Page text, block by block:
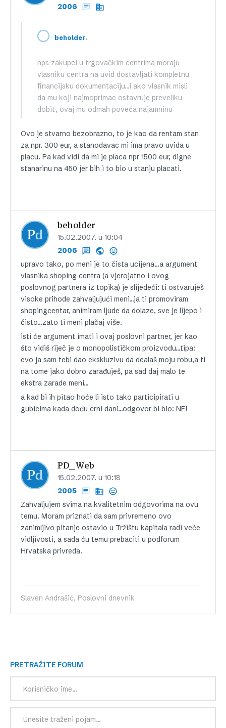
2006
beholder,
npr. zakupci u trgovačkim centrima moraju
vlasniku centra na uvid dostavljati kompletnu
financijsku dokumentaciju…i ako vlasnik misli
da mu koji najmoprimac ostavruje preveliku
dobit, ovaj mu odmah poveća najamninu
Ovo je stvarno bezobrazno, to je kao da rentam stan
za npr. 300 eur, a stanodavac mi ima pravo uvida u
placu. Pa kad vidi da mi je placa npr 1500 eur, digne
stanarinu na 450 jer bih i to bio u stanju placati.
beholder
15.02.2007. u 10:04
2006
upravo tako, po meni je to čista ucijena…a argument
vlasnika shoping centra (a vjerojatno i ovog
poslovnog partnera iz topika) je slijedeći: ti ostvaruješ
visoke prihode zahvaljujući meni…ja ti promoviram
shopingcentar, animiram ljude da dolaze, sve je lijepo i
čisto…zato ti meni plačaj više.
isti će argument imati i ovaj poslovni partner, jer kao
što vidiš riječ je o monopolističkom proizvodu…tipa:
evo ja sam tebi dao ekskluzivu da dealaš moju robu,a ti
na tome jako dobro zarađuješ, pa sad daj malo te
ekstra zarade meni…
a kad bi ih pitao hoće li isto tako participirati u
gubicima kada dođu crni dani…odgovor bi bio: NE!
PD_Web
15.02.2007. u 10:18
2005
Zahvaljujem svima na kvalitetnim odgovorima na ovu
temu. Moram priznati da sam privremeno ovo
zanimljivo pitanje ostavio u Tržištu kapitala radi veće
vidljivosti, a sada ću temu prebaciti u podforum
Hrvatska privreda.
Slaven Andrašić, Poslovni dnevnik
PRETRAŽITE FORUM